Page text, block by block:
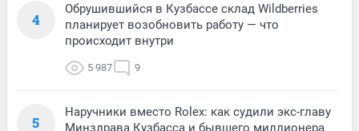
4
Обрушившийся в Кузбассе склад Wildberries
планирует возобновить работу — что
происходит внутри
5 987 9
5
Наручники вместо Rolex: как судили экс-главу
Минздрава Кузбасса и бывшего миллионера